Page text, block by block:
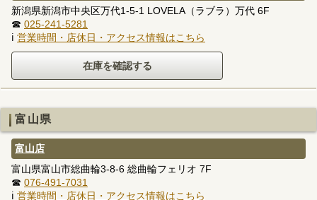
新潟県新潟市中央区万代1-5-1 LOVELA（ラブラ）万代 6F
☎ 025-241-5281
ℹ 営業時間・店休日・アクセス情報はこちら
富山県
富山店
富山県富山市総曲輪3-8-6 総曲輪フェリオ 7F
☎ 076-491-7031
ℹ 営業時間・店休日・アクセス情報はこちら